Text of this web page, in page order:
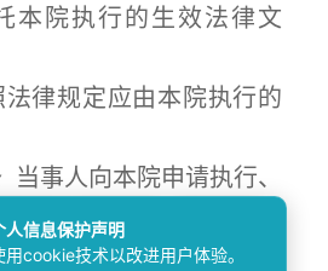
本院执行的生效法律文
律规定应由本院执行的
当事人向本院申请执行、
民法院委托本院执行的案
人信息保护声明
cookie技术以改进用户体验。